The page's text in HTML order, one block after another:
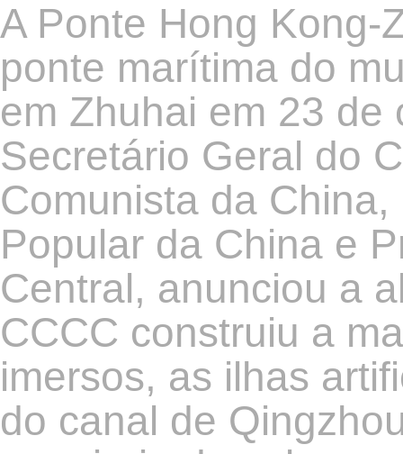
A Ponte Hong Kong-
ponte marítima do
em Zhuhai em 23 de
Secretário Geral do
Comunista da
Popular da China e
Central, anunciou a
CCCC construiu a
imersos, as ilhas
do canal de